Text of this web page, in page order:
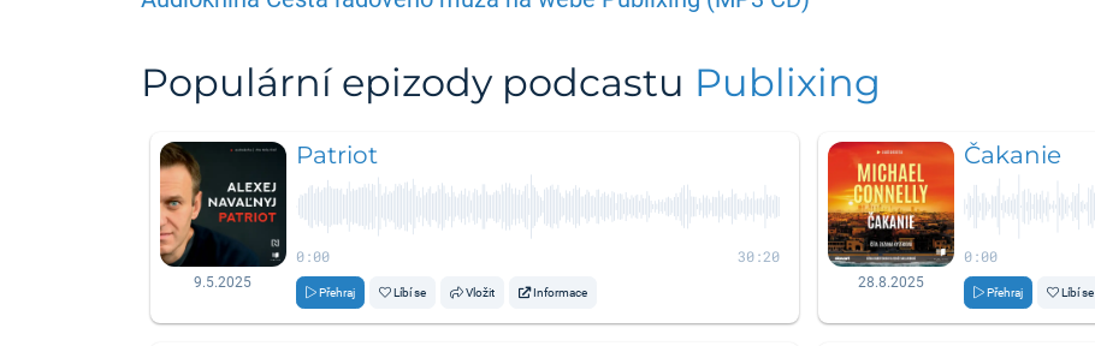
Populární epizody podcastu Publixing
9.5.2025
Patriot
0:00 30:20
Přehraj Líbí se Vložit Informace
28.8.2025
Čakanie
0:00
Přehraj Líbí se